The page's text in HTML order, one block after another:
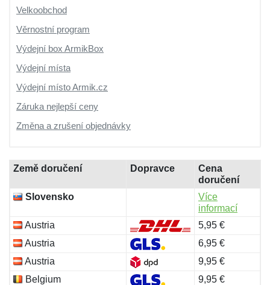
Velkoobchod
Věrnostní program
Výdejní box ArmikBox
Výdejní místa
Výdejní místo Armik.cz
Záruka nejlepší ceny
Změna a zrušení objednávky
Země doručení Dopravce
Cena
doručení
Slovensko
Více
informací
Austria
5,95 €
Austria
6,95 €
Austria
9,95 €
Belgium
9,95 €